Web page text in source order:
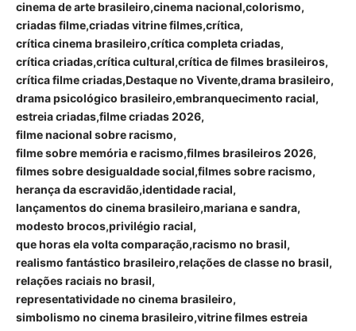
cinema de arte brasileiro cinema nacional colorismo
criadas filme criadas vitrine filmes crítica
crítica cinema brasileiro crítica completa criadas
crítica criadas crítica cultural crítica de filmes brasileiros
crítica filme criadas Destaque no Vivente drama brasileiro
drama psicológico brasileiro embranquecimento racial
estreia criadas filme criadas 2026
filme nacional sobre racismo
filme sobre memória e racismo filmes brasileiros 2026
filmes sobre desigualdade social filmes sobre racismo
herança da escravidão identidade racial
lançamentos do cinema brasileiro mariana e sandra
modesto brocos privilégio racial
que horas ela volta comparação racismo no brasil
realismo fantástico brasileiro relações de classe no brasil
relações raciais no brasil
representatividade no cinema brasileiro
simbolismo no cinema brasileiro vitrine filmes estreia